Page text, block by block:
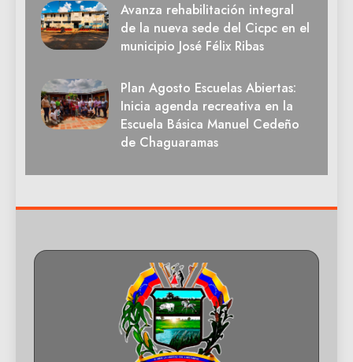
Avanza rehabilitación integral
de la nueva sede del Cicpc en el
municipio José Félix Ribas
Plan Agosto Escuelas Abiertas:
Inicia agenda recreativa en la
Escuela Básica Manuel Cedeño
de Chaguaramas